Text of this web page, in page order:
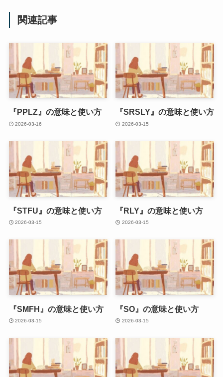
関連記事
『PPLZ』の意味と使い方
2026-03-16
『SRSLY』の意味と使い方
2026-03-15
『STFU』の意味と使い方
2026-03-15
『RLY』の意味と使い方
2026-03-15
『SMFH』の意味と使い方
2026-03-15
『SO』の意味と使い方
2026-03-15